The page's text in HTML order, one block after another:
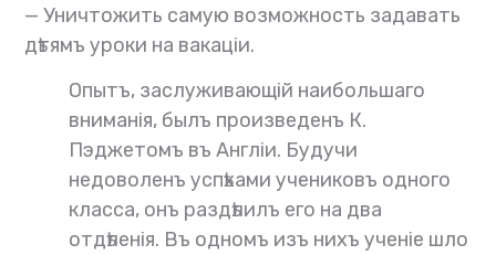
— Уничтожить самую возможность задавать
дѣтямъ уроки на вакаціи.
Опытъ, заслуживающій наибольшаго
вниманія, былъ произведенъ К.
Пэджетомъ въ Англіи. Будучи
недоволенъ успѣхами учениковъ одного
класса, онъ раздѣлилъ его на два
отдѣленія. Въ одномъ изъ нихъ ученіе шло